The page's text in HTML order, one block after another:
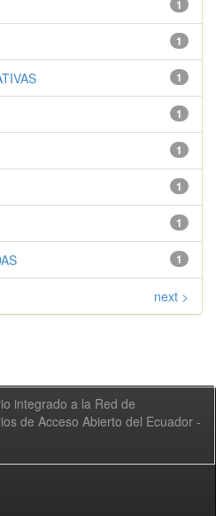
1
1
1
1
1
1
1
1
next >
integrado a la Red de
de Acceso Abierto del Ecuador -